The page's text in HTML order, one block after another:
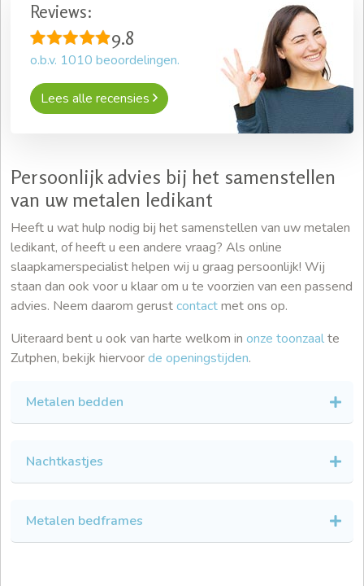
Reviews:
9.8
o.b.v. 1010 beoordelingen.
Lees alle recensies
Persoonlijk advies bij het samenstellen
van uw metalen ledikant
Heeft u wat hulp nodig bij het samenstellen van uw metalen
ledikant, of heeft u een andere vraag? Als online
slaapkamerspecialist helpen wij u graag persoonlijk! Wij
staan dan ook voor u klaar om u te voorzien van een passend
advies. Neem daarom gerustcontactmet ons op.
Uiteraard bent u ook van harte welkom in onze toonzaalte
Zutphen, bekijk hiervoorde openingstijden.
Metalen bedden
Nachtkastjes
Metalen bedframes